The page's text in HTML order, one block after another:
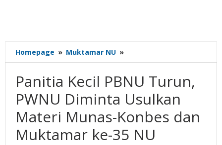
Homepage » Muktamar NU »
Kecil
Turun,
PWNU
Diminta
Usulkan
Materi
Munas-
Panitia Kecil PBNU Turun,
PWNU Diminta Usulkan
Materi Munas-Konbes dan
Muktamar ke-35 NU